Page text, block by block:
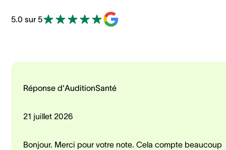
5.0 sur 5
Réponse d'AuditionSanté
21 juillet 2026
Bonjour. Merci pour votre note. Cela compte beaucoup